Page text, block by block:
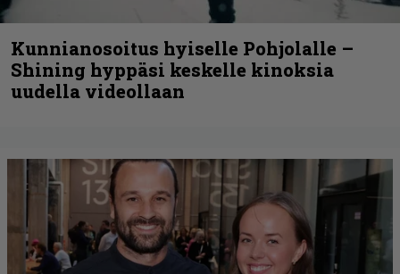
Kunnianosoitus hyiselle Pohjolalle –
Shining hyppäsi keskelle kinoksia
uudella videollaan